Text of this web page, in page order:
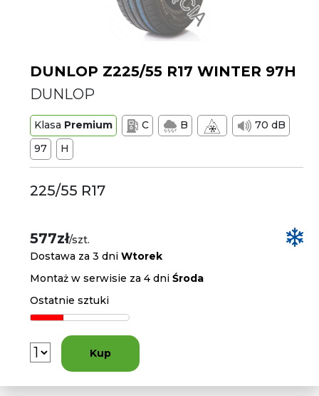
DUNLOP Z225/55 R17 WINTER 97H
DUNLOP
Klasa Premium C B
70 dB
97
H
225/55 R17
577zł/szt.
Dostawa za 3 dniWtorek
Montaż w serwisie za 4 dniŚroda
Ostatnie sztuki
Kup